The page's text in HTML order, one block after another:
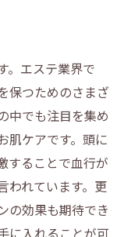
。エステ業界で
保つためのさまざ
中でも注目を集め
肌ケアです。頭に
することで血行が
われています。更
の効果も期待でき
に入れることが可